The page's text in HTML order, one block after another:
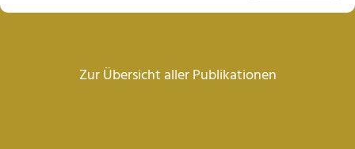
Zur Übersicht aller Publikationen